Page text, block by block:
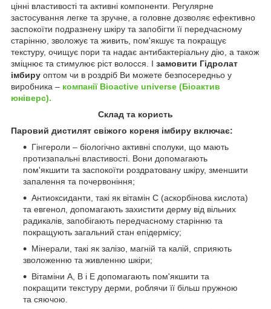
цінні властивості та активні компоненти. Регулярне
застосування легке та зручне, а головне дозволяє ефективно
заспокоїти подразнену шкіру та запобігти її передчасному
старінню, зволожує та живить, пом'якшує та покращує
текстуру, очищує пори та надає антибактеріальну дію, а також
зміцнює та стимулює ріст волосся. І замовити Гідролат
імбиру оптом чи в роздріб Ви можете безпосередньо у
виробника – компанії Bioactive universe (Біоактив
юніверс).
Склад та користь
Паровий дистилят свіжого кореня імбиру включає:
Гінгероли – біологічно активні сполуки, що мають
протизапальні властивості. Вони допомагають
пом'якшити та заспокоїти роздратовану шкіру, зменшити
запалення та почервоніння;
Антиоксиданти, такі як вітамін С (аскорбінова кислота)
та евгенол, допомагають захистити дерму від вільних
радикалів, запобігають передчасному старінню та
покращують загальний стан епідермісу;
Мінерали, такі як залізо, магній та калій, сприяють
зволоженню та живленню шкіри;
Вітаміни А, В і Е допомагають пом'якшити та
покращити текстуру дерми, роблячи її більш пружною
та сяючою.